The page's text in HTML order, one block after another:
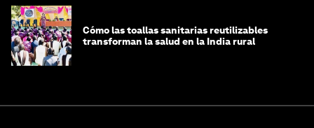
Cómo las toallas sanitarias reutilizables
transforman la salud en la India rural